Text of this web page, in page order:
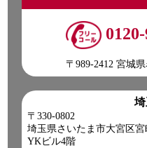
「HP見て」とお伝えいただ
現場で活躍間違いナシな
【商品番号:14155】クレー
製 4段ブーム フックイン 差
0120-
〒989-2412 宮城
〒330-0802
埼玉県さいたま市大宮区宮
YKビル4階